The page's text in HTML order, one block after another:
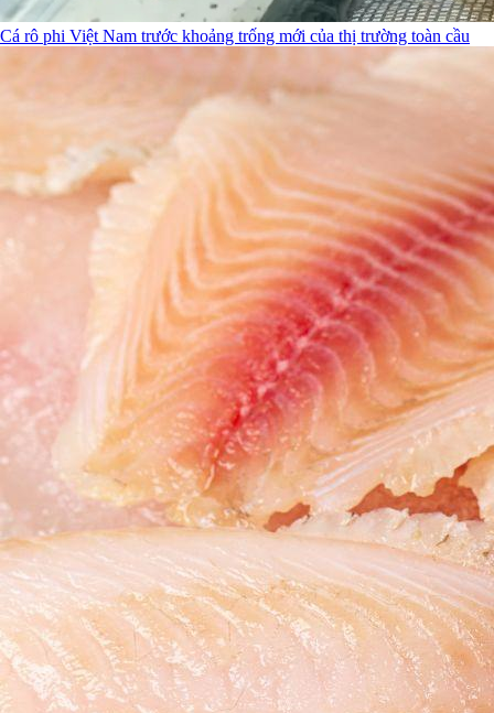
Cá rô phi Việt Nam trước khoảng trống mới của thị trường toàn cầu